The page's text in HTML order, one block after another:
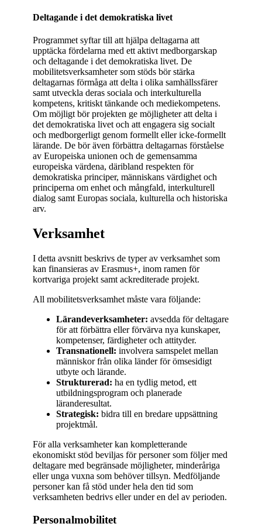
Deltagande i det demokratiska livet
Programmet syftar till att hjälpa deltagarna att
upptäcka fördelarna med ett aktivt medborgarskap
och deltagande i det demokratiska livet. De
mobilitetsverksamheter som stöds bör stärka
deltagarnas förmåga att delta i olika samhällssfärer
samt utveckla deras sociala och interkulturella
kompetens, kritiskt tänkande och mediekompetens.
Om möjligt bör projekten ge möjligheter att delta i
det demokratiska livet och att engagera sig socialt
och medborgerligt genom formellt eller icke-formellt
lärande. De bör även förbättra deltagarnas förståelse
av Europeiska unionen och de gemensamma
europeiska värdena, däribland respekten för
demokratiska principer, människans värdighet och
principerna om enhet och mångfald, interkulturell
dialog samt Europas sociala, kulturella och historiska
arv.
Verksamhet
I detta avsnitt beskrivs de typer av verksamhet som
kan finansieras av Erasmus+, inom ramen för
kortvariga projekt samt ackrediterade projekt.
All mobilitetsverksamhet måste vara följande:
Lärandeverksamheter: avsedda för deltagare
för att förbättra eller förvärva nya kunskaper,
kompetenser, färdigheter och attityder.
Transnationell: involvera samspelet mellan
människor från olika länder för ömsesidigt
utbyte och lärande.
Strukturerad: ha en tydlig metod, ett
utbildningsprogram och planerade
läranderesultat.
Strategisk: bidra till en bredare uppsättning
projektmål.
För alla verksamheter kan kompletterande
ekonomiskt stöd beviljas för personer som följer med
deltagare med begränsade möjligheter, minderåriga
eller unga vuxna som behöver tillsyn. Medföljande
personer kan få stöd under hela den tid som
verksamheten bedrivs eller under en del av perioden.
Personalmobilitet